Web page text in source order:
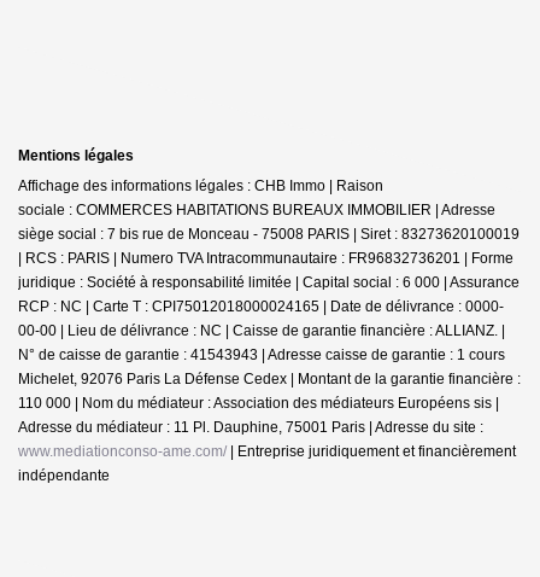
Mentions légales
Affichage des informations légales : CHB Immo | Raison
sociale : COMMERCES HABITATIONS BUREAUX IMMOBILIER | Adresse
siège social : 7 bis rue de Monceau - 75008 PARIS | Siret : 83273620100019
| RCS : PARIS | Numero TVA Intracommunautaire : FR96832736201 | Forme
juridique : Société à responsabilité limitée | Capital social : 6 000 | Assurance
RCP : NC | Carte T : CPI75012018000024165 | Date de délivrance : 0000-
00-00 | Lieu de délivrance : NC | Caisse de garantie financière : ALLIANZ. |
N° de caisse de garantie : 41543943 | Adresse caisse de garantie : 1 cours
Michelet, 92076 Paris La Défense Cedex | Montant de la garantie financière :
110 000 | Nom du médiateur : Association des médiateurs Européens sis |
Adresse du médiateur : 11 Pl. Dauphine, 75001 Paris | Adresse du site :
www.mediationconso-ame.com/ | Entreprise juridiquement et financièrement
indépendante